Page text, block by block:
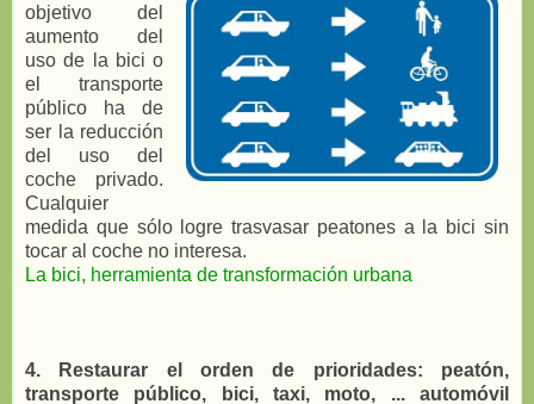
objetivo del
aumento del
uso de la bici o
el transporte
público ha de
ser la reducción
del uso del
coche privado.
Cualquier
medida que sólo logre trasvasar peatones a la bici sin
tocar al coche no interesa.
La bici, herramienta de transformación urbana
4. Restaurar el orden de prioridades: peatón,
transporte público, bici, taxi, moto, ... automóvil